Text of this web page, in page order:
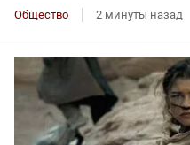
Общество 2 минуты назад